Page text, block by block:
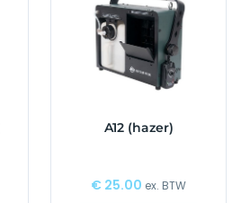
A12 (hazer)
€ 25.00 ex. BTW